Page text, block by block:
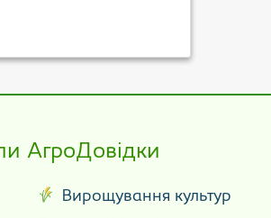
АгроДовідки
Вирощування культур